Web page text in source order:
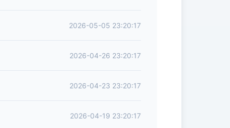
2026-05-05 23:20:17
2026-04-26 23:20:17
2026-04-23 23:20:17
2026-04-19 23:20:17